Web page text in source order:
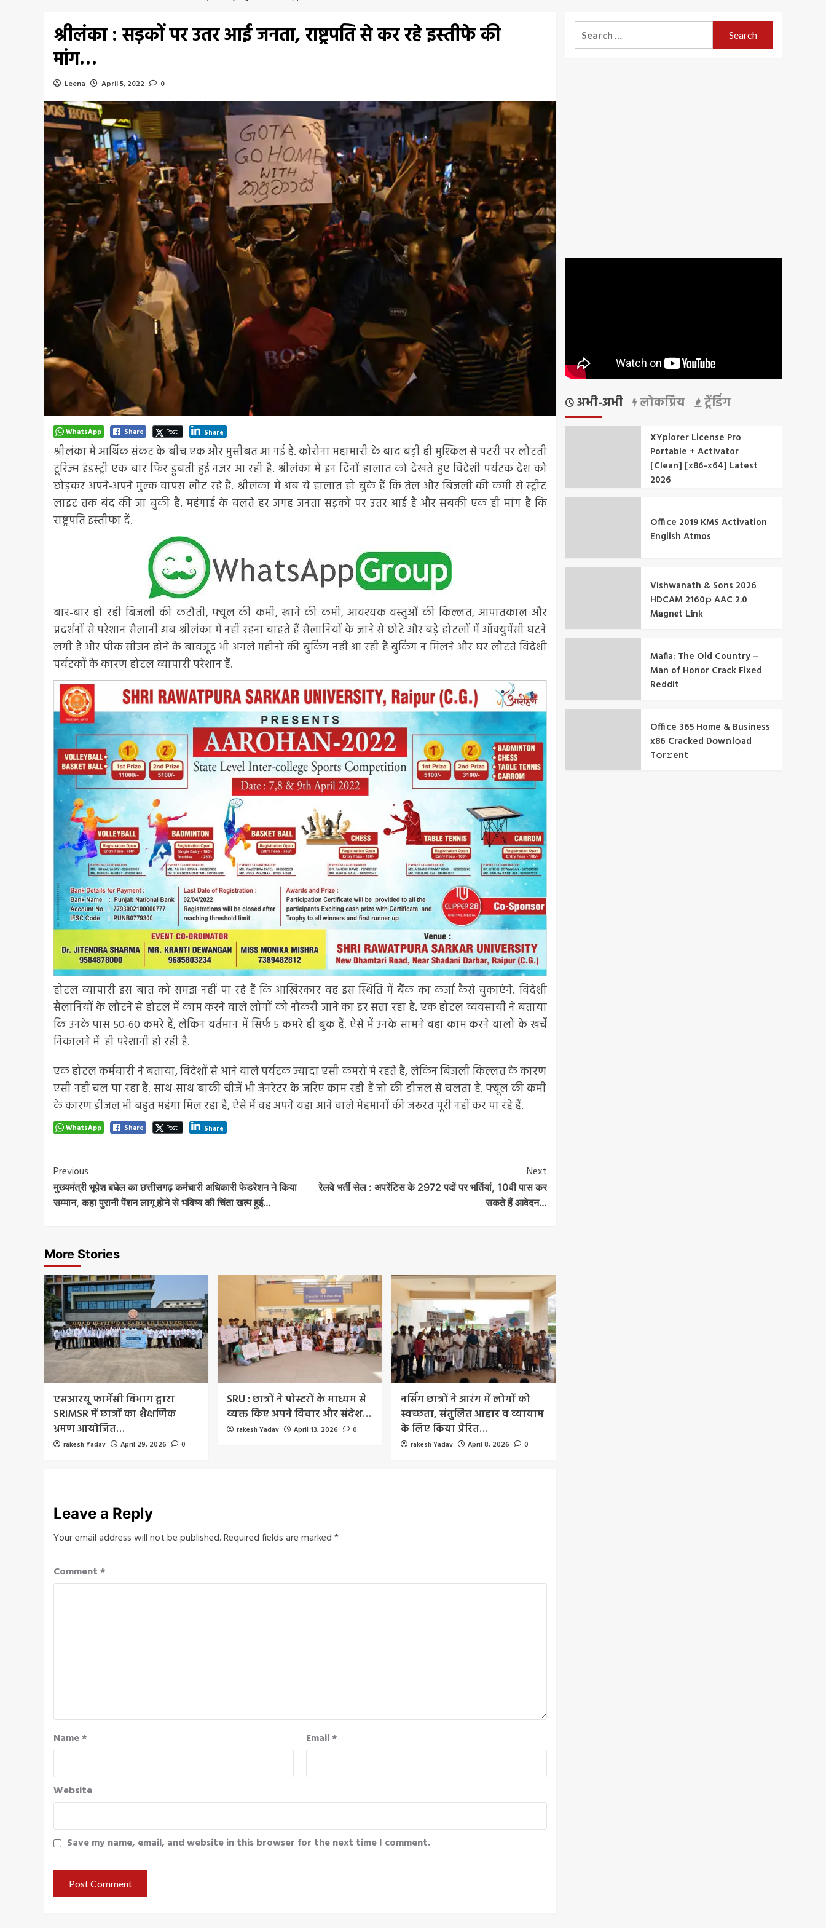
श्रीलंका : सड़कों पर उतर आई जनता, राष्ट्रपति से कर रहे इस्तीफे की
मांग…
Leena April 5, 2022 0
WhatsApp Share Post Share
श्रीलंका में आर्थिक संकट के बीच एक और मुसीबत आ गई है. कोरोना महामारी के बाद बड़ी ही मुश्किल से पटरी पर लौटती
टूरिज्म इंडस्ट्री एक बार फिर डूबती हुई नजर आ रही है. श्रीलंका में इन दिनों हालात को देखते हुए विदेशी पर्यटक देश को
छोड़कर अपने-अपने मुल्क वापस लौट रहे हैं. श्रीलंका में अब ये हालात हो चुके हैं कि तेल और बिजली की कमी से स्ट्रीट
लाइट तक बंद की जा चुकी है. महंगाई के चलते हर जगह जनता सड़कों पर उतर आई है और सबकी एक ही मांग है कि
राष्ट्रपति इस्तीफा दें.
बार-बार हो रही बिजली की कटौती, फ्यूल की कमी, खाने की कमी, आवश्यक वस्तुओं की किल्लत, आपातकाल और
प्रदर्शनों से परेशान सैलानी अब श्रीलंका में नहीं रहना चाहते हैं सैलानियों के जाने से छोटे और बड़े होटलों में ऑक्युपेंसी घटने
लगी है और पीक सीजन होने के बावजूद भी अगले महीनों की बुकिंग नहीं आ रही है बुकिंग न मिलने और घर लौटते विदेशी
पर्यटकों के कारण होटल व्यापारी परेशान हैं.
होटल व्यापारी इस बात को समझ नहीं पा रहे हैं कि आखिरकार वह इस स्थिति में बैंक का कर्जा कैसे चुकाएंगे. विदेशी
सैलानियों के लौटने से होटल में काम करने वाले लोगों को नौकरी जाने का डर सता रहा है. एक होटल व्यवसायी ने बताया
कि उनके पास 50-60 कमरे हैं, लेकिन वर्तमान में सिर्फ 5 कमरे ही बुक हैं. ऐसे में उनके सामने वहां काम करने वालों के खर्चे
निकालने में ही परेशानी हो रही है.
एक होटल कर्मचारी ने बताया, विदेशों से आने वाले पर्यटक ज्यादा एसी कमरों मे रहते हैं, लेकिन बिजली किल्लत के कारण
एसी नहीं चल पा रहा है. साथ-साथ बाकी चीजें भी जेनरेटर के जरिए काम रही हैं जो की डीजल से चलता है. फ्यूल की कमी
के कारण डीजल भी बहुत महंगा मिल रहा है, ऐसे में वह अपने यहां आने वाले मेहमानों की जरूरत पूरी नहीं कर पा रहे हैं.
WhatsApp Share Post Share
Post
Navigation
Previous
मुख्यमंत्री भूपेश बघेल का छत्तीसगढ़ कर्मचारी अधिकारी फेडरेशन ने किया
सम्मान, कहा पुरानी पेंशन लागू होने से भविष्य की चिंता खत्म हुई…
Next
रेलवे भर्ती सेल : अपरेंटिस के 2972 पदों पर भर्तियां, 10वी पास कर
सकते हैं आवेदन…
More Stories
एसआरयू फार्मेसी विभाग द्वारा
SRIMSR में छात्रों का शैक्षणिक
भ्रमण आयोजित…
rakesh Yadav April 29, 2026 0
SRU : छात्रों ने पोस्टरों के माध्यम से
व्यक्त किए अपने विचार और संदेश…
rakesh Yadav April 13, 2026 0
नर्सिंग छात्रों ने आरंग में लोगों को
स्वच्छता, संतुलित आहार व व्यायाम
के लिए किया प्रेरित…
rakesh Yadav April 8, 2026 0
Leave a Reply
Your email address will not be published.Required fields are marked*
Comment*
Name* Email*
Website
Save my name, email, and website in this browser for the next time I comment.
for:
अभी-अभी लोकप्रिय ट्रेंडिंग
XYplorer License Pro
Portable + Activator
[Clean] [x86-x64] Latest
2026
Office 2019 KMS Activation
English Atmos
Vishwanath & Sons 2026
HDCAM 2160𝚙 AAC 2.0
M𝐚gn𝐞t L𝐢nk
Mafia: The Old Country –
Man of Honor Crack Fixed
Reddit
Office 365 Home & Business
x86 Cracked Dоw𝚗l𝚘ad
T𝚘r𝚛ent